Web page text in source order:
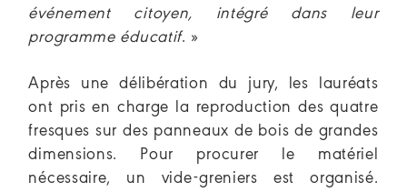
événement citoyen, intégré dans leur
programme éducatif. »
Après une délibération du jury, les lauréats
ont pris en charge la reproduction des quatre
fresques sur des panneaux de bois de grandes
dimensions. Pour procurer le matériel
nécessaire, un vide-greniers est organisé.